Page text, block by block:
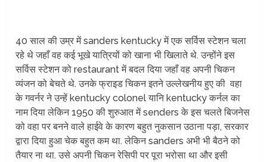
40 साल की उम्र में sanders kentucky में एक सर्विस स्टेशन चला
रहे थे जहाँ वह कई भूखे यात्रियों को खाना भी खिलाते थे. उन्होंने इस
सर्विस स्टेशन को restaurant में बदल दिया जहाँ वह अपनी चिकन
व्यंजन को बेचते थे. उनके फ्राइड चिकन इतने उल्लेखनीय हुए की वहा
के गवर्नर ने उन्हें kentucky colonel यानि kentucky कर्नल का
नाम दिया लेकिन 1950 की शुरुआत में senders के इस चलते बिजनेस
को वहा पर बनने वाले हाईवे के कारण बहुत नुकसान उठाना पड़ा, सरकार
द्वारा दिया हुआ चेक बहुत कम था. लेकिन sanders अभी भी बैठने को
तैयार ना था. उसे अपनी चिकन रेसिपी पर पूरा भरोसा था और इसी